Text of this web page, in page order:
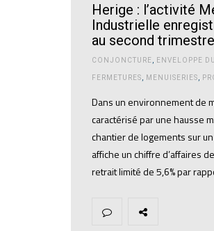
Herige : l’activité
Industrielle
au second
CONJONCTURE ENVELOPPE
FERMETURES MENUISERIES
Dans un environnement de
caractérisé par une hausse
chantier de logements sur
affiche un chiffre d’affaires
retrait limité de 5,6% par